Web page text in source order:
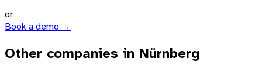
or
Book a demo →
Other companies in Nürnberg